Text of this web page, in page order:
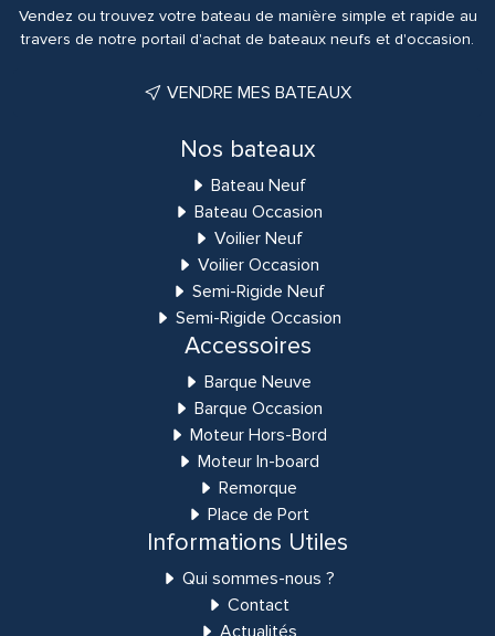
Vendez ou trouvez votre bateau de manière simple et rapide au
travers de notre portail d'achat de bateaux neufs et d'occasion.
VENDRE MES BATEAUX
Nos bateaux
Bateau Neuf
Bateau Occasion
Voilier Neuf
Voilier Occasion
Semi-Rigide Neuf
Semi-Rigide Occasion
Accessoires
Barque Neuve
Barque Occasion
Moteur Hors-Bord
Moteur In-board
Remorque
Place de Port
Informations Utiles
Qui sommes-nous ?
Contact